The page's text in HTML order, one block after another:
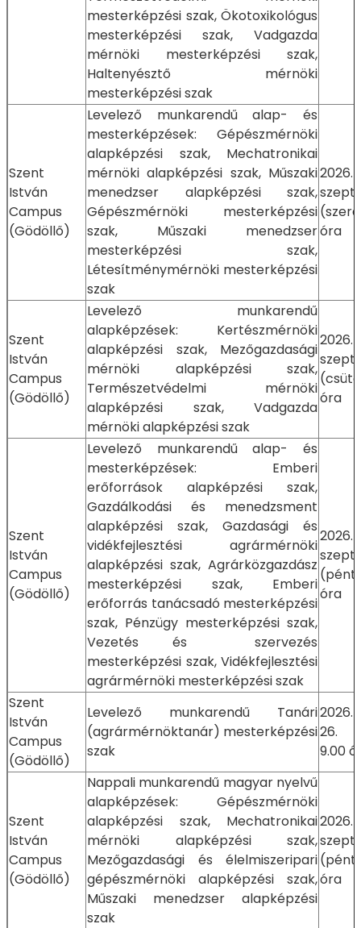
mesterképzési szak, Ökotoxikológus
mesterképzési szak, Vadgazda
mérnöki mesterképzési szak,
Haltenyésztő mérnöki
mesterképzési szak
Szent
István
Campus
(Gödöllő)
Levelező munkarendű alap- és
mesterképzések: Gépészmérnöki
alapképzési szak, Mechatronikai
mérnöki alapképzési szak, Műszaki
menedzser alapképzési szak,
Gépészmérnöki mesterképzési
szak, Műszaki menedzser
mesterképzési szak,
Létesítménymérnöki mesterképzési
szak
2026.
óra
Szent
István
Campus
(Gödöllő)
Levelező munkarendű
alapképzések: Kertészmérnöki
alapképzési szak, Mezőgazdasági
mérnöki alapképzési szak,
Természetvédelmi mérnöki
alapképzési szak, Vadgazda
mérnöki alapképzési szak
2026.
óra
Szent
István
Campus
(Gödöllő)
Levelező munkarendű alap- és
mesterképzések: Emberi
erőforrások alapképzési szak,
Gazdálkodási és menedzsment
alapképzési szak, Gazdasági és
vidékfejlesztési agrármérnöki
alapképzési szak, Agrárközgazdász
mesterképzési szak, Emberi
erőforrás tanácsadó mesterképzési
szak, Pénzügy mesterképzési szak,
Vezetés és szervezés
mesterképzési szak, Vidékfejlesztési
agrármérnöki mesterképzési szak
2026.
óra
Szent
István
Campus
(Gödöllő)
Levelező munkarendű Tanári
(agrármérnöktanár) mesterképzési
szak
2026.
26.
9.00
Szent
István
Campus
(Gödöllő)
Nappali munkarendű magyar nyelvű
alapképzések: Gépészmérnöki
alapképzési szak, Mechatronikai
mérnöki alapképzési szak,
Mezőgazdasági és élelmiszeripari
gépészmérnöki alapképzési szak,
Műszaki menedzser alapképzési
szak
2026.
óra